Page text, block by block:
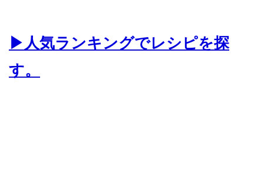
▶人気ランキングでレシピを探
す。